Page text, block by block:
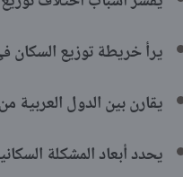
يرأ خريطة توزيع السكان
يقارن بين الدول
يحدد أبعاد المشكلة